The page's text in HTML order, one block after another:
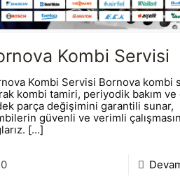
Kombi Servisi
Kombi Servisi Bornova kombi
kombi tamiri, periyodik bakım
parça değişimini garantili sunar,
güvenli ve verimli
[…]
0